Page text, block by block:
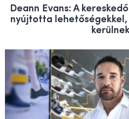
Deann Evans: A
nyújtotta
kerülnek